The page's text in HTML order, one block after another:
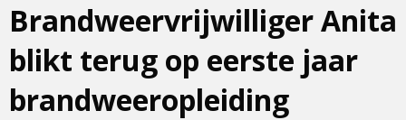
Brandweervrijwilliger Anita
blikt terug op eerste jaar
brandweeropleiding